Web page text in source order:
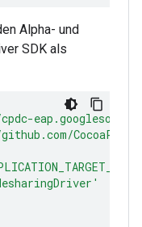
Alpha- und
SDK als